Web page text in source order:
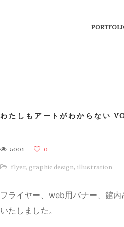
わたしもアートがわからない
5001 0
flyer, graphic design,illustration
フライヤー、web用バナー、館
いたしました。